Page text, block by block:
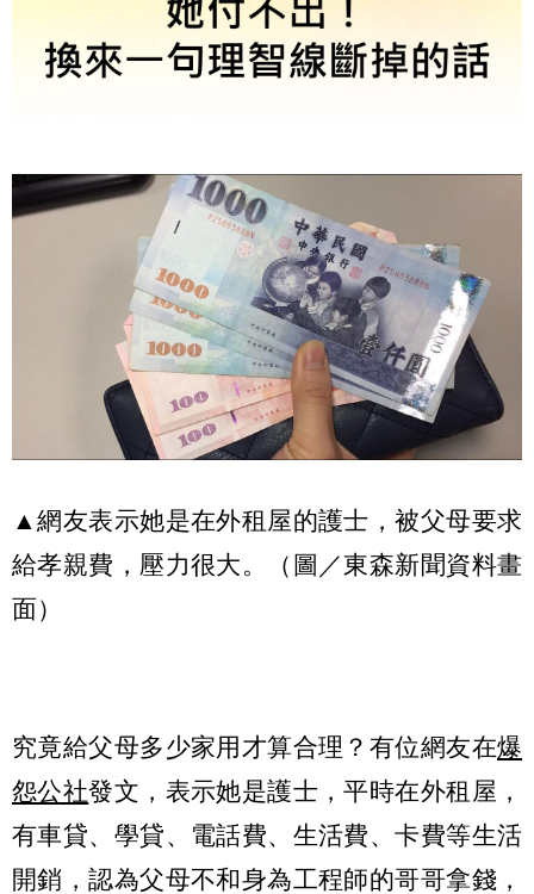
▲網友表示她是在外租屋的護士，被父母要求
給孝親費，壓力很大。（圖／東森新聞資料畫
面）
究竟給父母多少家用才算合理？有位網友在爆
怨公社發文，表示她是護士，平時在外租屋，
有車貸、學貸、電話費、生活費、卡費等生活
開銷，認為父母不和身為工程師的哥哥拿錢，